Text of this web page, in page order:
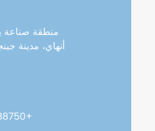
منطقة صناعة
أنهاي، مدينة
+86-15906088750